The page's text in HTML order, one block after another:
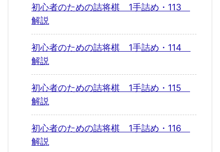
初心者のための詰将棋 1手詰め・113
解説
初心者のための詰将棋 1手詰め・114
解説
初心者のための詰将棋 1手詰め・115
解説
初心者のための詰将棋 1手詰め・116
解説